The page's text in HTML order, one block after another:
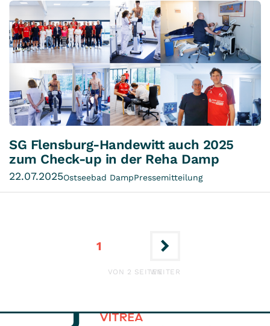
SG Flensburg-Handewitt auch 2025
zum Check-up in der Reha Damp
22.07.2025Ostseebad DampPressemitteilung
ERSTE
1
WEITER
VON 2 SEITEN